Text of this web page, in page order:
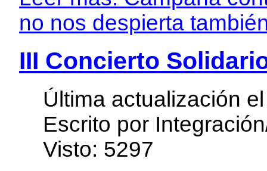
no nos despierta
III Concierto
Última actualización
Escrito por
Visto: 5297